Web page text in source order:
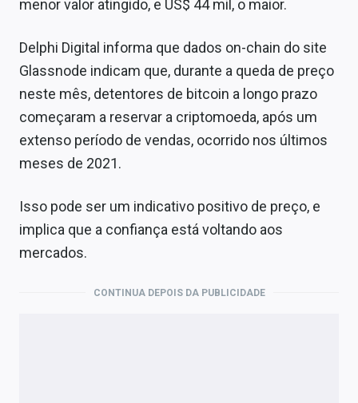
menor valor atingido, e US$ 44 mil, o maior.
Delphi Digital informa que dados on-chain do site
Glassnode indicam que, durante a queda de preço
neste mês, detentores de bitcoin a longo prazo
começaram a reservar a criptomoeda, após um
extenso período de vendas, ocorrido nos últimos
meses de 2021.
Isso pode ser um indicativo positivo de preço, e
implica que a confiança está voltando aos
mercados.
CONTINUA DEPOIS DA PUBLICIDADE